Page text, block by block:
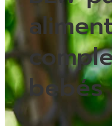
bebés